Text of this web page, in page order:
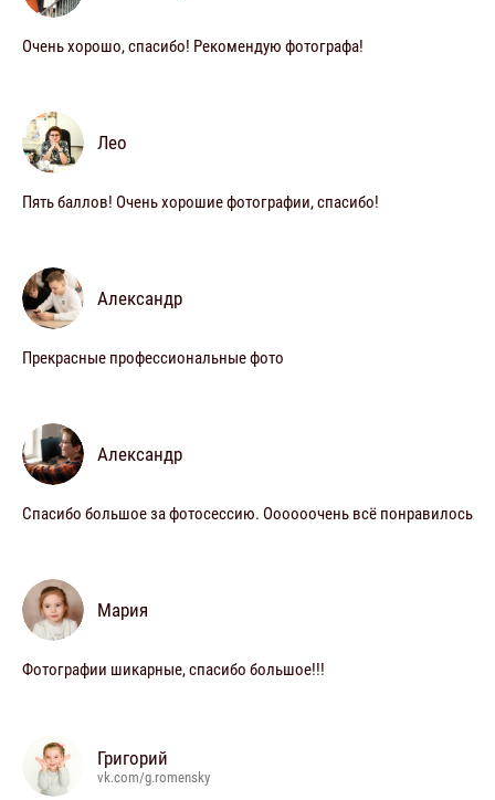
Очень хорошо, спасибо! Рекомендую фотографа!
Лео
Пять баллов! Очень хорошие фотографии, спасибо!
Александр
Прекрасные профессиональные фото
Александр
Спасибо большое за фотосессию. Оооооочень всё понравилось
Мария
Фотографии шикарные, спасибо большое!!!
Григорий
vk.com/g.romensky